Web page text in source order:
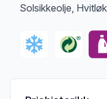
Solsikkeolje,